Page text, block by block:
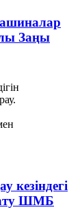
Заңы
кезіндегі
ШМБ